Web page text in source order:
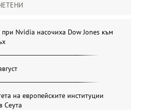
Nvidia насочиха Dow Jones към
на европейските институции
Сеута